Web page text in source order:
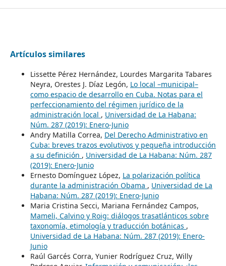
Artículos similares
Lissette Pérez Hernández, Lourdes Margarita Tabares
Neyra, Orestes J. Díaz Legón, Lo local –municipal–
como espacio de desarrollo en Cuba. Notas para el
perfeccionamiento del régimen jurídico de la
administración local , Universidad de La Habana:
Núm. 287 (2019): Enero-Junio
Andry Matilla Correa, Del Derecho Administrativo en
Cuba: breves trazos evolutivos y pequeña introducción
a su definición , Universidad de La Habana: Núm. 287
(2019): Enero-Junio
Ernesto Domínguez López, La polarización política
durante la administración Obama , Universidad de La
Habana: Núm. 287 (2019): Enero-Junio
Maria Cristina Secci, Mariana Fernández Campos,
Mameli, Calvino y Roig: diálogos trasatlánticos sobre
taxonomía, etimología y traducción botánicas ,
Universidad de La Habana: Núm. 287 (2019): Enero-
Junio
Raúl Garcés Corra, Yunier Rodríguez Cruz, Willy